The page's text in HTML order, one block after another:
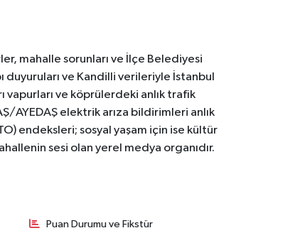
mahalle sorunları ve İlçe Belediyesi
ve Kandilli verileriyle İstanbul
ve köprülerdeki anlık trafik
AYEDAŞ elektrik arıza bildirimleri anlık
endeksleri; sosyal yaşam için ise kültür
sesi olan yerel medya organıdır.
Puan Durumu ve Fikstür